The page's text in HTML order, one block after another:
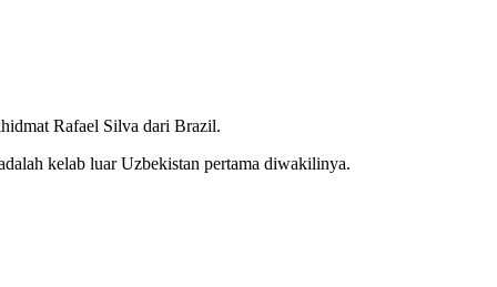
Rafael Silva dari Brazil.
kelab luar Uzbekistan pertama diwakilinya.